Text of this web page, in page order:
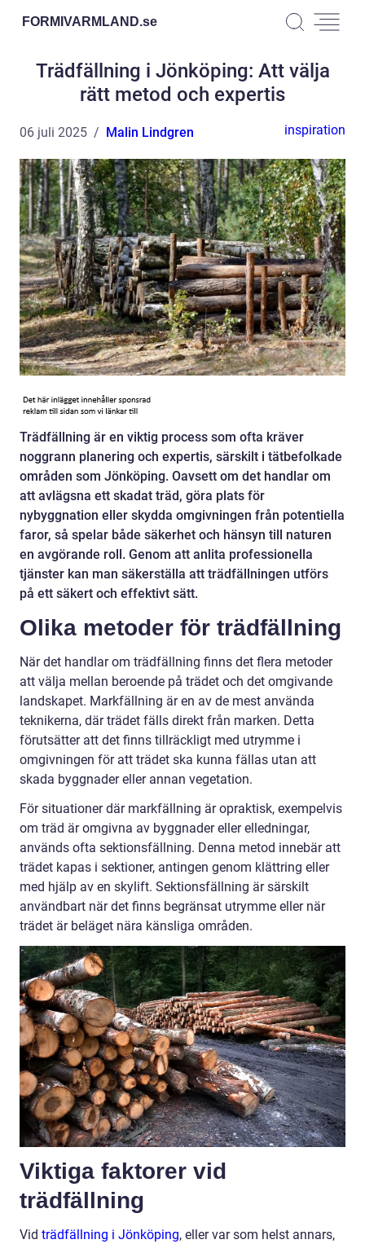
FORMIVARMLAND.se
Trädfällning i Jönköping: Att välja
rätt metod och expertis
06 juli 2025 Malin Lindgren inspiration
Trädfällning är en viktig process som ofta kräver
noggrann planering och expertis, särskilt i tätbefolkade
områden som Jönköping. Oavsett om det handlar om
att avlägsna ett skadat träd, göra plats för
nybyggnation eller skydda omgivningen från potentiella
faror, så spelar både säkerhet och hänsyn till naturen
en avgörande roll. Genom att anlita professionella
tjänster kan man säkerställa att trädfällningen utförs
på ett säkert och effektivt sätt.
Olika metoder för trädfällning
När det handlar om trädfällning finns det flera metoder
att välja mellan beroende på trädet och det omgivande
landskapet. Markfällning är en av de mest använda
teknikerna, där trädet fälls direkt från marken. Detta
förutsätter att det finns tillräckligt med utrymme i
omgivningen för att trädet ska kunna fällas utan att
skada byggnader eller annan vegetation.
För situationer där markfällning är opraktisk, exempelvis
om träd är omgivna av byggnader eller elledningar,
används ofta sektionsfällning. Denna metod innebär att
trädet kapas i sektioner, antingen genom klättring eller
med hjälp av en skylift. Sektionsfällning är särskilt
användbart när det finns begränsat utrymme eller när
trädet är beläget nära känsliga områden.
Viktiga faktorer vid
trädfällning
Vid trädfällning i Jönköping, eller var som helst annars,